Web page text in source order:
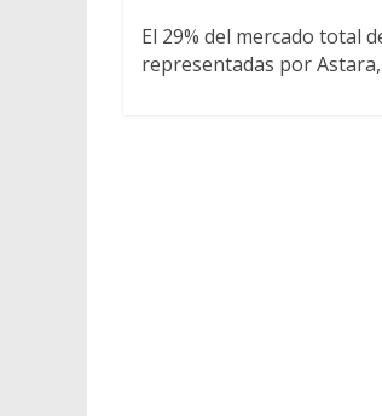
El 29% del mercado total
representadas por